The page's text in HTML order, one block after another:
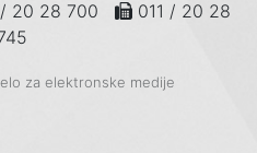
20 28 700
011 / 20 28
za elektronske medije